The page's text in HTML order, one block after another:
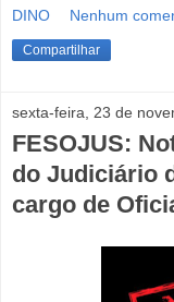
DINO Nenhum
Compartilhar
sexta-feira, 23 de
FESOJUS:
do Judiciário
cargo de